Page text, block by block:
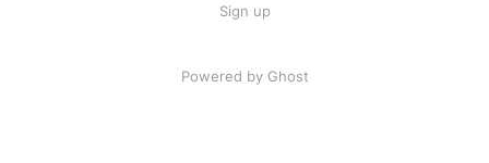
Sign up
Powered by Ghost